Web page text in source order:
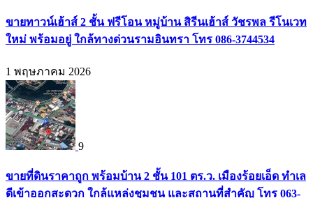
ขายทาวน์เฮ้าส์ 2 ชั้น ฟรีโอน หมู่บ้าน สิรีนเฮ้าส์ วัชรพล รีโนเวท
ใหม่ พร้อมอยู่ ใกล้ทางด่วนรามอินทรา โทร 086-3744534
1 พฤษภาคม 2026
9
ขายที่ดินราคาถูก พร้อมบ้าน 2 ชั้น 101 ตร.ว. เมืองร้อยเอ็ด ทำเล
ดีเข้าออกสะดวก ใกล้แหล่งชุมชน และสถานที่สำคัญ โทร 063-